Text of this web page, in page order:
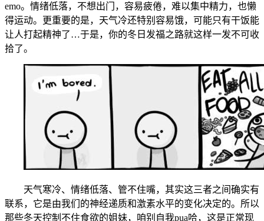
emo。情绪低落，不想出门，容易疲倦，难以集中精力，也懒
得运动。更重要的是，天气冷还特别容易饿，可能只有干饭能
让人打起精神了…于是，你的冬日发福之路就这样一发不可收
拾了。
天气寒冷、情绪低落、管不住嘴，其实这三者之间确实有
联系，它是由我们的神经递质和激素水平的变化决定的。所以
那些冬天控制不住食欲的姐妹，咱别自我pua哈，这是正常现